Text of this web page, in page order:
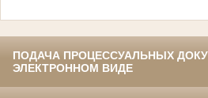
ПОДАЧА ПРОЦЕССУАЛЬНЫХ
ЭЛЕКТРОННОМ ВИДЕ